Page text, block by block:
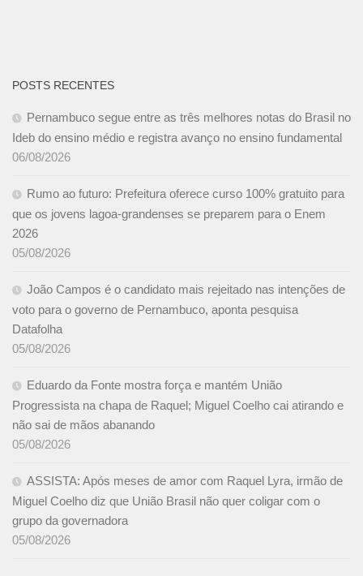
POSTS RECENTES
Pernambuco segue entre as três melhores notas do Brasil no
Ideb do ensino médio e registra avanço no ensino fundamental
06/08/2026
Rumo ao futuro: Prefeitura oferece curso 100% gratuito para
que os jovens lagoa-grandenses se preparem para o Enem
2026
05/08/2026
João Campos é o candidato mais rejeitado nas intenções de
voto para o governo de Pernambuco, aponta pesquisa
Datafolha
05/08/2026
Eduardo da Fonte mostra força e mantém União
Progressista na chapa de Raquel; Miguel Coelho cai atirando e
não sai de mãos abanando
05/08/2026
ASSISTA: Após meses de amor com Raquel Lyra, irmão de
Miguel Coelho diz que União Brasil não quer coligar com o
grupo da governadora
05/08/2026